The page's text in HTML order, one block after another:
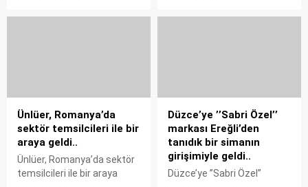
geçmişini geleceğe yön
veren sürdürülebilirlik
vizyonuyla buluşturuyor.
Küresel ölçekte yaşanan
savaşlar ve belirsizliklerin
hakim olduğu günümüzde
dünya...
Başvuru Çağrı İlanı
Bilgilendirme Toplantısı,
Yaşar Tetiker Toplantı
Salonu’nda gerçekleştirildi.
Toplantıda, TKDK
Zonguldak İrtibat Ofisi
Uzmanları Coşar Tosun...
Ünlüer, Romanya’da
sektör temsilcileri ile bir
araya geldi..
Ünlüer, Romanya’da sektör
temsilcileri ile bir araya
Düzce’ye ’’Sabri Özel’’
markası Ereğli’den
tanıdık bir simanın
girişimiyle geldi..
Düzce’ye ’’Sabri Özel’’